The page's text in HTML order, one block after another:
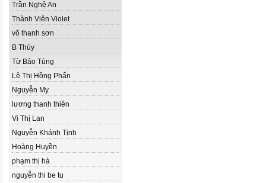
Trần Nghệ An
Thành Viên Violet
võ thanh sơn
B Thủy
Từ Bảo Tùng
Lê Thị Hồng Phấn
Nguyễn My
lương thanh thiên
Vi Thị Lan
Nguyễn Khánh Tịnh
Hoàng Huyền
phạm thị hà
nguyễn thi be tu